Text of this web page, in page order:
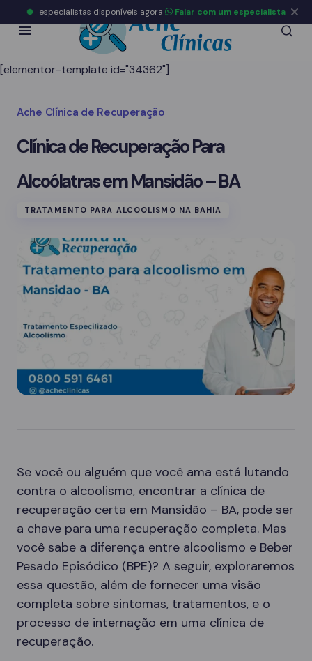
[elementor-template id="34362"]
Ache Clínica de Recuperação
Clínica de Recuperação Para
Alcoólatras em Mansidão – BA
TRATAMENTO PARA ALCOOLISMO NA BAHIA
Se você ou alguém que você ama está lutando
contra o alcoolismo, encontrar a clínica de
recuperação certa em Mansidão – BA, pode ser
a chave para uma recuperação completa. Mas
você sabe a diferença entre alcoolismo e Beber
Pesado Episódico (BPE)? A seguir, exploraremos
essa questão, além de fornecer uma visão
completa sobre sintomas, tratamentos, e o
processo de internação em uma clínica de
recuperação.
especialistas disponíveis agora Falar com um especialista